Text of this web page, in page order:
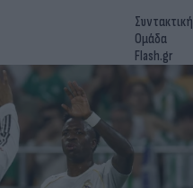
Συντακτική
Ομάδα
Flash.gr